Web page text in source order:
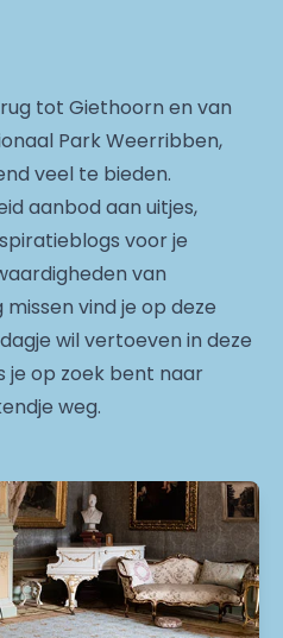
tot Giethoorn en van
Park Weerribben,
veel te bieden.
aanbod aan uitjes,
voor je
van
vind je op deze
wil vertoeven in deze
je op zoek bent naar
weg.